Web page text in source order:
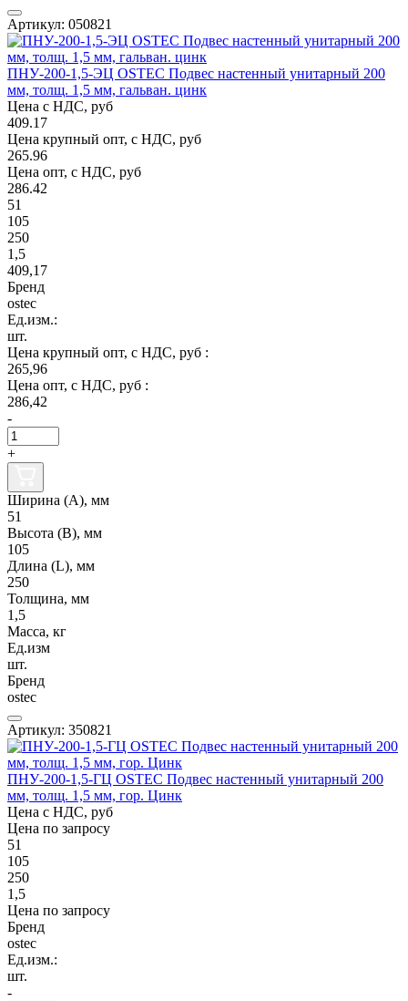
Артикул: 050821
ПНУ-200-1,5-ЭЦ OSTEC Подвес настенный унитарный 200
мм, толщ. 1,5 мм, гальван. цинк
Цена с НДС, руб
409.17
Цена крупный опт, с НДС, руб
265.96
Цена опт, с НДС, руб
286.42
51
105
250
1,5
409,17
Бренд
ostec
Ед.изм.:
шт.
Цена крупный опт, с НДС, руб :
265,96
Цена опт, с НДС, руб :
286,42
-
+
Ширина (А), мм
51
Высота (В), мм
105
Длина (L), мм
250
Толщина, мм
1,5
Масса, кг
Ед.изм
шт.
Бренд
ostec
Артикул: 350821
ПНУ-200-1,5-ГЦ OSTEC Подвес настенный унитарный 200
мм, толщ. 1,5 мм, гор. Цинк
Цена с НДС, руб
Цена по запросу
51
105
250
1,5
Цена по запросу
Бренд
ostec
Ед.изм.:
шт.
-